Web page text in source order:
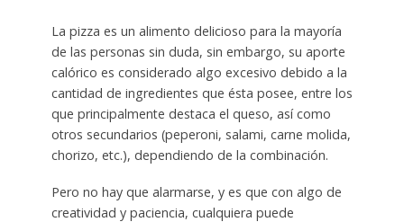
La pizza es un alimento delicioso para la mayoría
de las personas sin duda, sin embargo, su aporte
calórico es considerado algo excesivo debido a la
cantidad de ingredientes que ésta posee, entre los
que principalmente destaca el queso, así como
otros secundarios (peperoni, salami, carne molida,
chorizo, etc.), dependiendo de la combinación.
Pero no hay que alarmarse, y es que con algo de
creatividad y paciencia, cualquiera puede